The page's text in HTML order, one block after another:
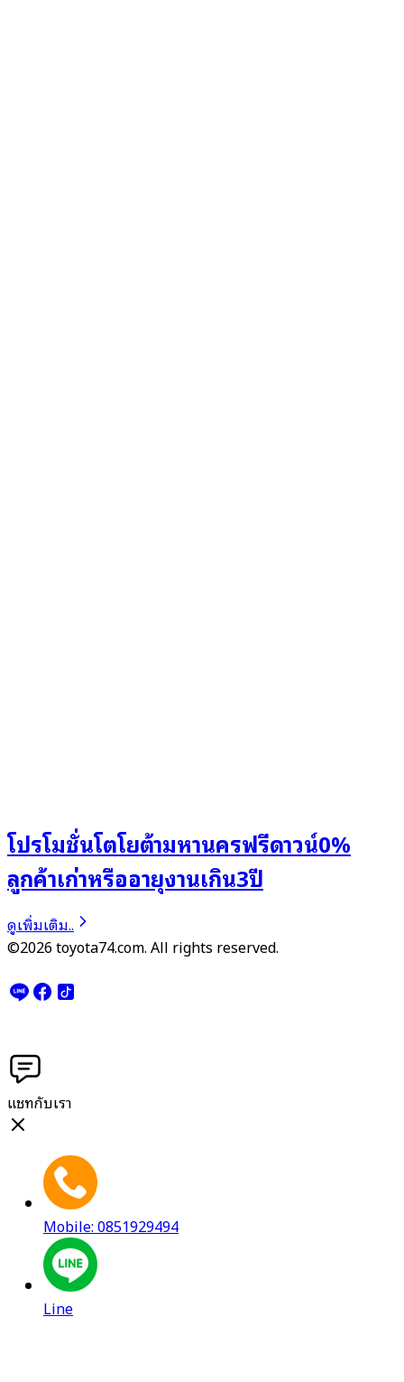
โปรโมชั่นโตโยต้ามหานครฟรีดาวน์0%
ลูกค้าเก่าหรืออายุงานเกิน3ปี
ดูเพิ่มเติม..
©2026 toyota74.com. All rights reserved.
แชทกับเรา
Mobile: 0851929494
Line